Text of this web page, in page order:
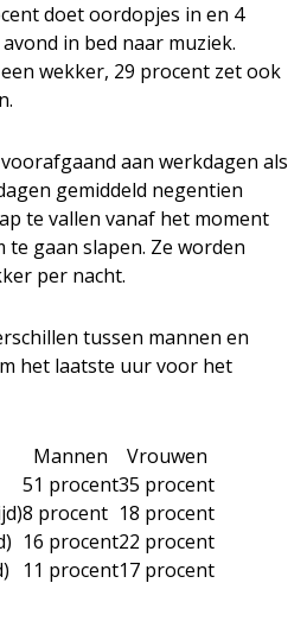
doet oordopjes in en 4
in bed naar muziek.
wekker, 29 procent zet ook
aan werkdagen als
gemiddeld negentien
te vallen vanaf het moment
gaan slapen. Ze worden
per nacht.
tussen mannen en
het laatste uur voor het
Mannen
Vrouwen
51 procent35 procent
8 procent 18 procent
16 procent22 procent
11 procent17 procent